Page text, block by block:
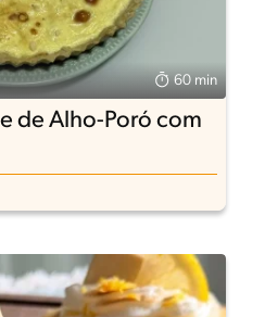
60 min
de Alho-Poró com